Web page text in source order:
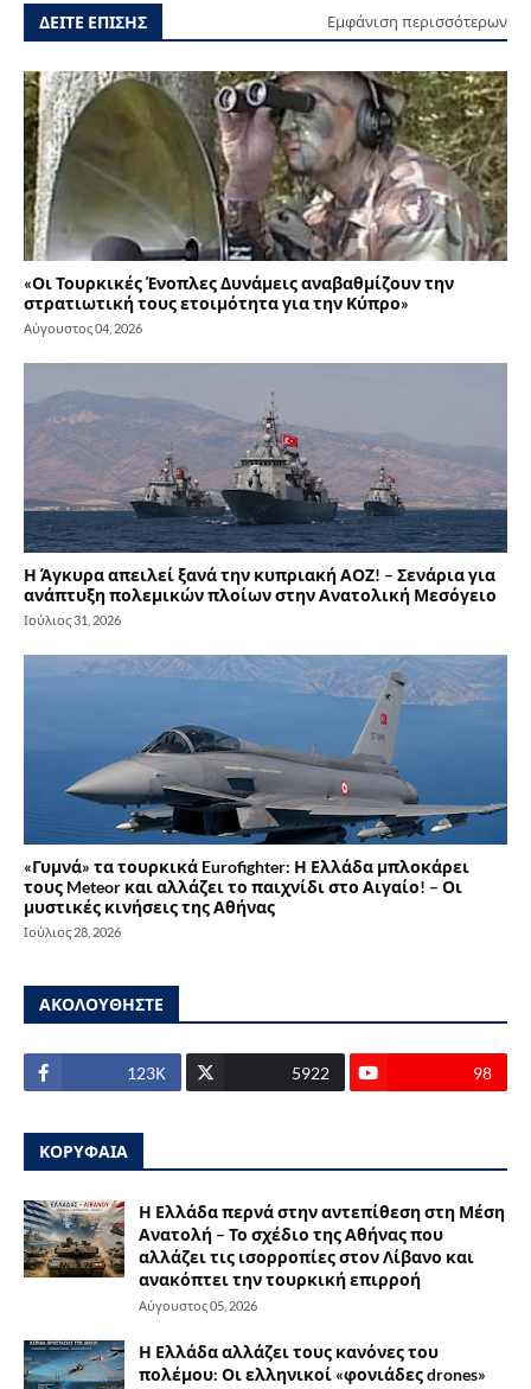
ΔΕΙΤΕ ΕΠΙΣΗΣ Εμφάνιση περισσότερων
«Οι Τουρκικές Ένοπλες Δυνάμεις αναβαθμίζουν την
στρατιωτική τους ετοιμότητα για την Κύπρο»
Αύγουστος 04, 2026
Η Άγκυρα απειλεί ξανά την κυπριακή ΑΟΖ! – Σενάρια για
ανάπτυξη πολεμικών πλοίων στην Ανατολική Μεσόγειο
Ιούλιος 31, 2026
«Γυμνά» τα τουρκικά Eurofighter: Η Ελλάδα μπλοκάρει
τους Meteor και αλλάζει το παιχνίδι στο Αιγαίο! – Οι
μυστικές κινήσεις της Αθήνας
Ιούλιος 28, 2026
ΑΚΟΛΟΥΘΗΣΤΕ
123Κ 5922 98
ΚΟΡΥΦΑΙΑ
Η Ελλάδα περνά στην αντεπίθεση στη Μέση
Ανατολή – Το σχέδιο της Αθήνας που
αλλάζει τις ισορροπίες στον Λίβανο και
ανακόπτει την τουρκική επιρροή
Αύγουστος 05, 2026
Η Ελλάδα αλλάζει τους κανόνες του
πολέμου: Οι ελληνικοί «φονιάδες drones»